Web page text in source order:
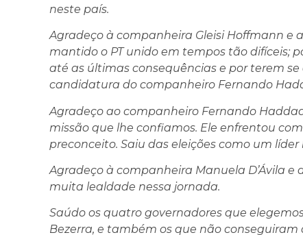
neste país.
Agradeço à companheira Gleisi Hoffmann e
mantido o PT unido em tempos tão difíceis;
até as últimas consequências e por terem
candidatura do companheiro Fernando
Agradeço ao companheiro Fernando
missão que lhe confiamos. Ele enfrentou
preconceito. Saiu das eleições como um
Agradeço à companheira Manuela D’Ávila
muita lealdade nessa jornada.
Saúdo os quatro governadores que
Bezerra, e também os que não